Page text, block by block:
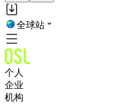
全球站
个人
企业
机构